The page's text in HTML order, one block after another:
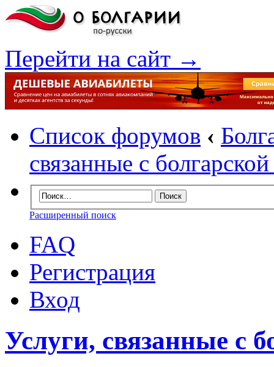
Перейти на сайт →
Список форумов ‹
связанные с
Расширенный поиск
FAQ
Регистрация
Вход
Услуги, связанные с